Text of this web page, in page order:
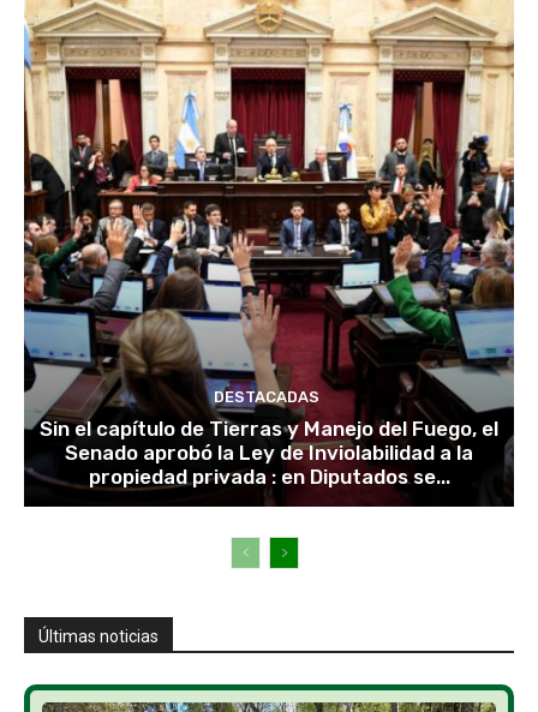
DESTACADAS
Sin el capítulo de Tierras y Manejo del Fuego, el
Senado aprobó la Ley de Inviolabilidad a la
propiedad privada : en Diputados se...
Últimas noticias